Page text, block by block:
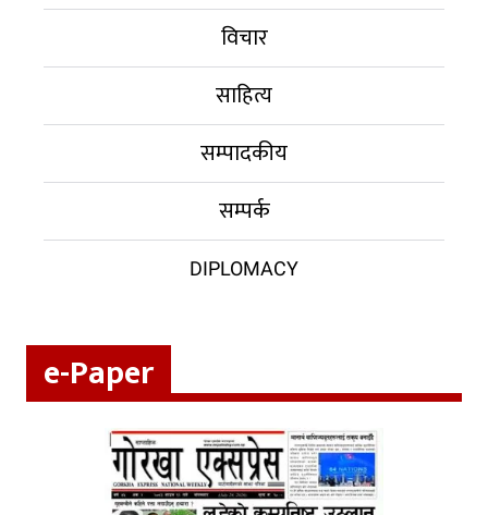
विचार
साहित्य
सम्पादकीय
सम्पर्क
DIPLOMACY
e-Paper